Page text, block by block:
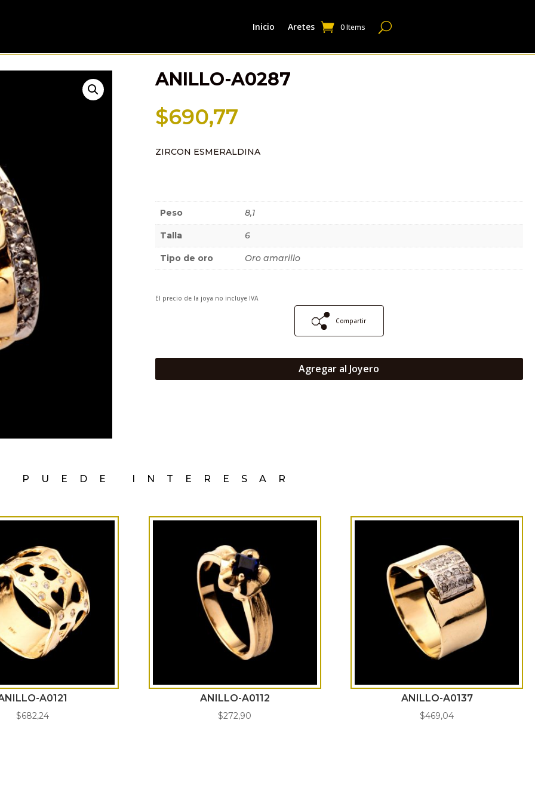
Inicio Aretes 0 Items
ANILLO-A0287
$690,77
ZIRCON ESMERALDINA
Peso 8,1
Talla 6
Tipo de oro Oro amarillo
El precio de la joya no incluye IVA
Compartir
Agregar al Joyero
PUEDE INTERESAR
A0121
$682,24
ANILLO-A0112
$272,90
ANILLO-A0137
$469,04